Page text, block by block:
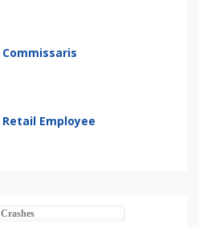
Commissaris
Retail Employee
Crashes